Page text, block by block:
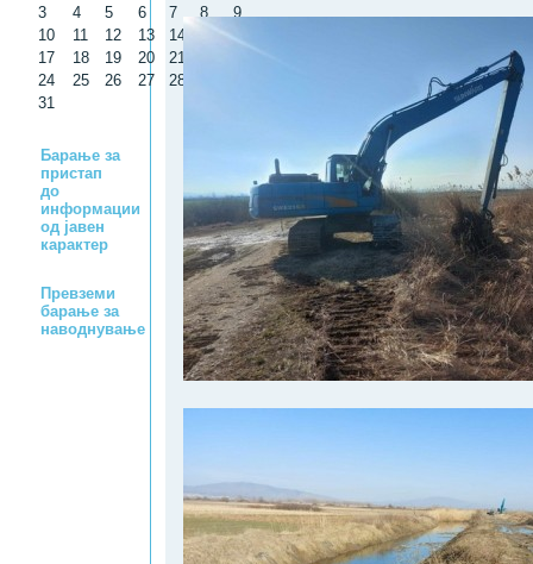
3
4 5 6 7 8
9
10
11 12 13 14
17
18 19 20 21
24
25 26 27 28
31
Барање за
пристап
до
информации
од јавен
карактер
Превземи
барање за
наводнување